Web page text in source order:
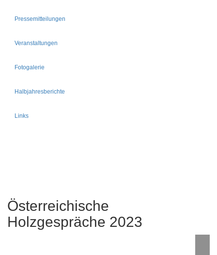
Pressemitteilungen
Veranstaltungen
Fotogalerie
Halbjahresberichte
Links
Österreichische
Holzgespräche 2023